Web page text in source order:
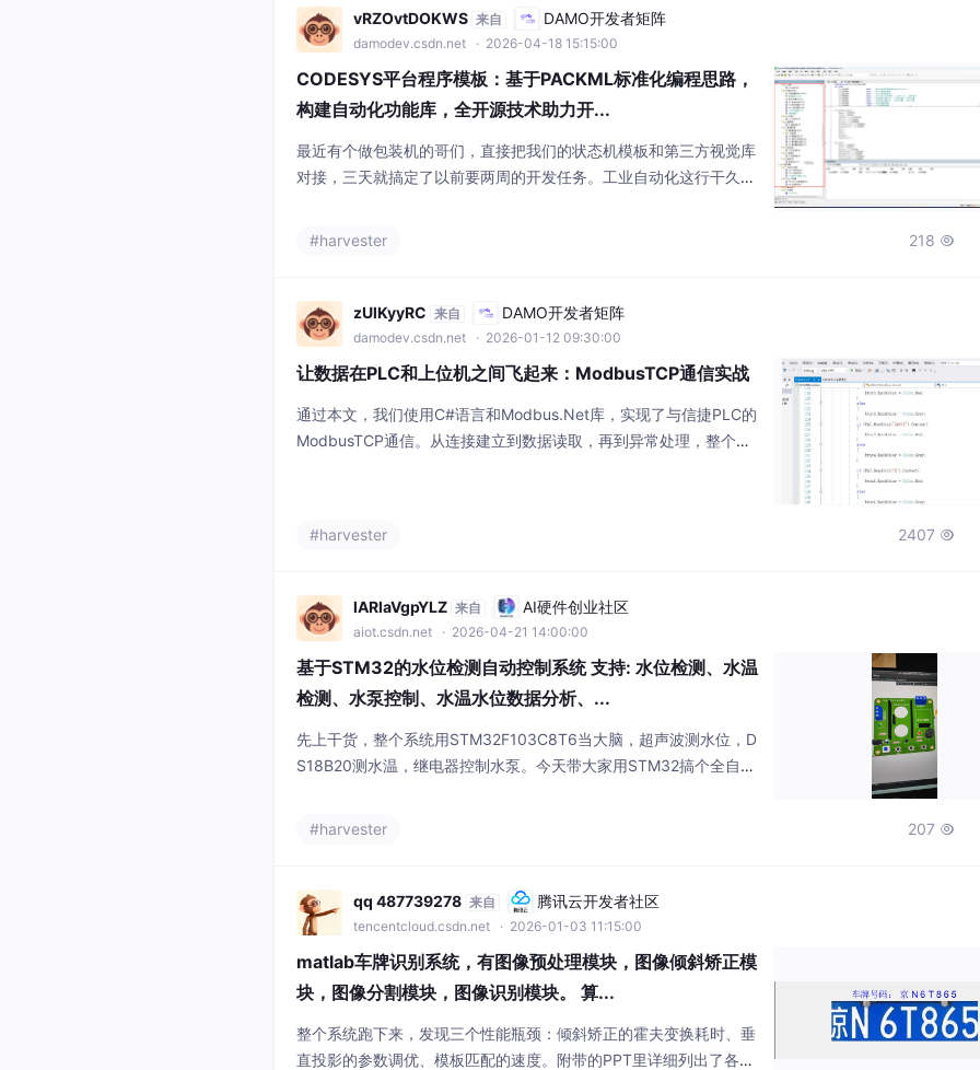
vRZOvtDOKWS 来自 DAMO开发者矩阵
damodev.csdn.net · 2026-04-18 15:15:00
CODESYS平台程序模板：基于PACKML标准化编程思路，
构建自动化功能库，全开源技术助力开...
最近有个做包装机的哥们，直接把我们的状态机模板和第三方视觉库
对接，三天就搞定了以前要两周的开发任务。工业自动化这行干久
想存哪就存哪，比瑞士军刀还灵活
#harvester 218 
zUlKyyRC 来自 DAMO开发者矩阵
damodev.csdn.net · 2026-01-12 09:30:00
让数据在PLC和上位机之间飞起来：ModbusTCP通信实战
通过本文，我们使用C#语言和Modbus.Net库，实现了与信捷PLC的
ModbusTCP通信。从连接建立到数据读取，再到异常处理，整个过
为你提供可靠的支持。希望这篇文章能帮助你快速上手ModbusTCP
#harvester 2407 
lARlaVgpYLZ 来自 AI硬件创业社区
aiot.csdn.net · 2026-04-21 14:00:00
基于STM32的水位检测自动控制系统 支持: 水位检测、水温
检测、水泵控制、水温水位数据分析、...
先上干货，整个系统用STM32F103C8T6当大脑，超声波测水位，D
S18B20测水温，继电器控制水泵。今天带大家用STM32搞个全自动
器、有手机端APP
#harvester 207 
qq 487739278 来自 腾讯云开发者社区
tencentcloud.csdn.net · 2026-01-03 11:15:00
matlab车牌识别系统，有图像预处理模块，图像倾斜矫正模
块，图像分割模块，图像识别模块。 算...
整个系统跑下来，发现三个性能瓶颈：倾斜矫正的霍夫变换耗时、垂
直投影的参数调优、模板匹配的速度。附带的PPT里详细列出了各模